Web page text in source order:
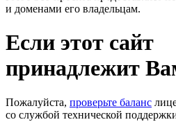
и доменами его владельцам.
Если этот сайт
принадлежит
Пожалуйста, проверьте баланс
со службой технической